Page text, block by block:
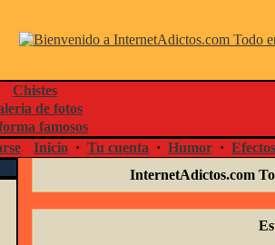
Chistes
de fotos
famosos
Inicio · Tu cuenta · Humor ·
InternetAdictos.com